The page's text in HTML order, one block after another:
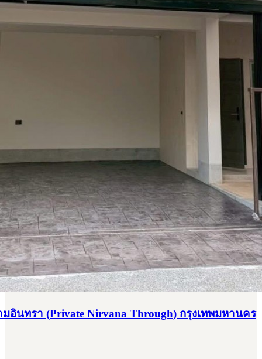
อินทรา (Private Nirvana Through) กรุงเทพมหานคร